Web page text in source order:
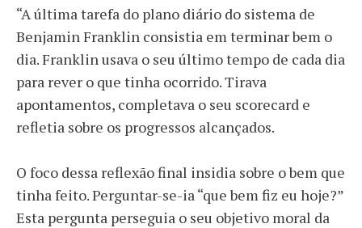
“A última tarefa do plano diário do sistema de
Benjamin Franklin consistia em terminar bem o
dia. Franklin usava o seu último tempo de cada dia
para rever o que tinha ocorrido. Tirava
apontamentos, completava o seu scorecard e
refletia sobre os progressos alcançados.
O foco dessa reflexão final insidia sobre o bem que
tinha feito. Perguntar-se-ia “que bem fiz eu hoje?”
Esta pergunta perseguia o seu objetivo moral da